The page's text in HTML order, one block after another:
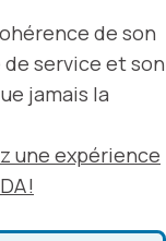
de son
service et son
jamais la
une expérience
!